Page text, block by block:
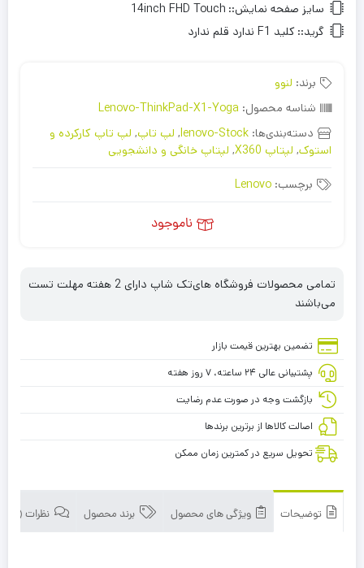
سایز صفحه نمایش:: 14inch FHD Touch
گرید:: کلید F1 ندارد قلم ندارد
برند: لنوو
شناسه محصول: Lenovo-ThinkPad-X1-Yoga
دسته‌بندی‌ها: lenovo-Stock
, لپ تاپ, لپ تاپ کارکرده و
استوک, لپتاپ X360 , لپتاپ خانگی و دانشجویی
برچسب: Lenovo
ناموجود
تمامی محصولات فروشگاه های‌تک شاپ دارای 2 هفته مهلت تست
می‌باشند
تضمین بهترین قیمت بازار
پشتیبانی عالی ۲۴ ساعته، ۷ روز هفته
بازگشت وجه در صورت عدم رضایت
اصالت کالاها از برترین برندها
تحویل سریع در کمترین زمان ممکن
توضیحات ویژگی های محصول برند محصول نظرات (0)